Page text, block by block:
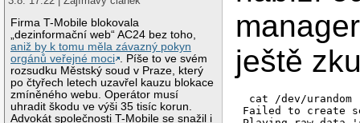
Firma T-Mobile blokovala
„dezinformační web“ AC24 bez toho,
aniž by k tomu měla závazný pokyn
orgánů veřejné moci . Píše to ve svém
rozsudku Městský soud v Praze, který
po čtyřech letech uzavřel kauzu blokace
zmíněného webu. Operátor musí
uhradit škodu ve výši 35 tisíc korun.
Advokát společnosti T-Mobile se snažil i
│     └──┘
│  < Master
│
ještě
cat /dev/
Failed to create